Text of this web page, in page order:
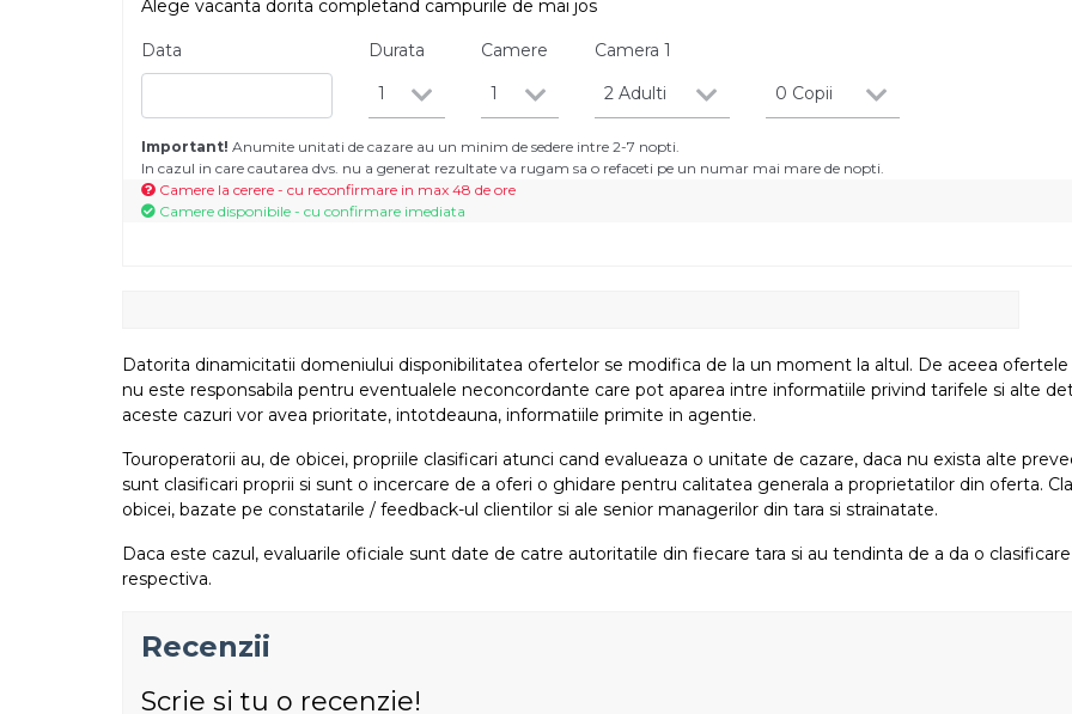
Alege vacanta dorita completand campurile de mai jos
Data
Durata
1
Camere
1
Camera1
2 Adulti
0 Copii
Important! Anumite unitati de cazare au un minim de sedere intre 2-7 nopti.
In cazul in care cautarea dvs. nu a generat rezultate va rugam sa o refaceti pe un numar mai mare de nopti.
Camere la cerere - cu reconfirmare in max 48 de ore
Camere disponibile - cu confirmare imediata
Datorita dinamicitatii domeniului disponibilitatea ofertelor se modifica de la un moment la altul. De aceea
nu este responsabila pentru eventualele neconcordante care pot aparea intre informatiile privind tarifele si alte
aceste cazuri vor avea prioritate, intotdeauna, informatiile primite in agentie.
Touroperatorii au, de obicei, propriile clasificari atunci cand evalueaza o unitate de cazare, daca nu exista alte
sunt clasificari proprii si sunt o incercare de a oferi o ghidare pentru calitatea generala a proprietatilor din oferta.
obicei, bazate pe constatarile / feedback-ul clientilor si ale senior managerilor din tara si strainatate.
Daca este cazul, evaluarile oficiale sunt date de catre autoritatile din fiecare tara si au tendinta de a da o
respectiva.
Recenzii
Scrie si tu o recenzie!